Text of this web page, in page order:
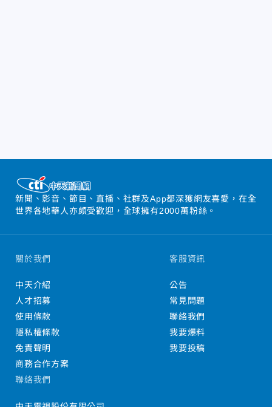
新聞、影音、節目、直播、社群及App都深獲網友喜愛，在全
世界各地華人亦頗受歡迎，全球擁有2000萬粉絲。
關於我們
中天介紹
人才招募
使用條款
隱私權條款
免責聲明
商務合作方案
客服資訊
公告
常見問題
聯絡我們
我要爆料
我要投稿
聯絡我們